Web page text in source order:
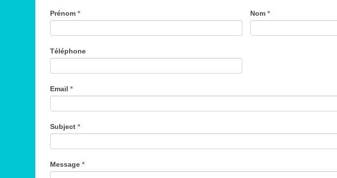
Prénom * Nom *
Téléphone
Email *
Subject *
Message *